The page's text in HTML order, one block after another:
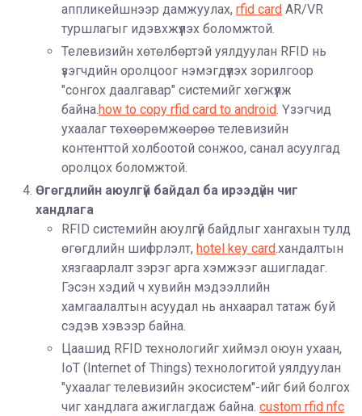
аппликейшнээр дамжуулах, rfid card AR/VR
туршлагыг идэвхжүүлэх боломжтой.
Телевизийн хөтөлбөртэй уялдуулан RFID нь
үзэгчдийн оролцоог нэмэгдүүлэх зорилгоор
"сонгох даалгавар" системийг хөгжүүлж
байна.how to copy rfid card to android. Үзэгчид
ухаалаг төхөөрөмжөөрөө телевизийн
контенттой холбоотой сонжоо, санал асуулгад
оролцох боломжтой.
Өгөгдлийн аюулгүй байдал ба ирээдүйн чиг
хандлага
RFID системийн аюулгүй байдлыг хангахын тулд
өгөгдлийн шифрлэлт, hotel key card.хандалтын
хязгаарлалт зэрэг арга хэмжээг ашигладаг.
Гэсэн хэдий ч хувийн мэдээллийн
хамгаалалтын асуудал нь анхаарал татаж буй
сэдэв хэвээр байна.
Цаашид RFID технологийг хиймэл оюун ухаан,
IoT (Internet of Things) технологитой уялдуулан
"ухаалаг телевизийн экосистем"-ийг бий болгох
чиг хандлага ажиглагдаж байна. custom rfid nfc